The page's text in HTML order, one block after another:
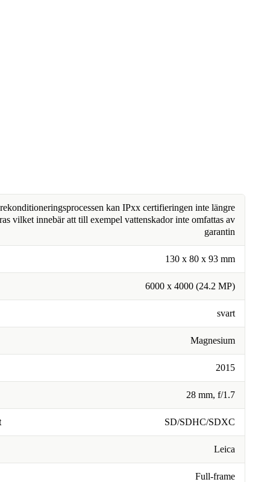
kan IPxx certifieringen inte längre
vilket innebär att till exempel vattenskador inte omfattas av
garantin
130 x 80 x 93 mm
6000 x 4000 (24.2 MP)
svart
Magnesium
2015
28 mm, f/1.7
SD/SDHC/SDXC
Leica
Full-frame